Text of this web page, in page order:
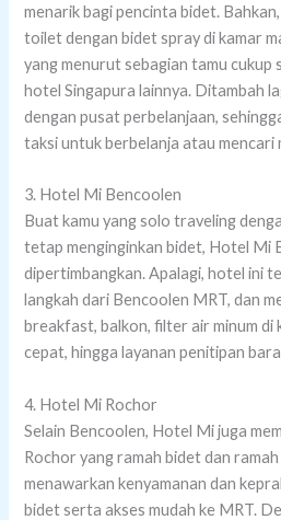
menarik bagi pencinta bidet.
toilet dengan bidet spray di kamar
yang menurut sebagian tamu cukup
hotel Singapura lainnya. Ditambah
dengan pusat perbelanjaan,
taksi untuk berbelanja atau mencari
3. Hotel Mi Bencoolen
Buat kamu yang solo traveling
tetap menginginkan bidet, Hotel Mi
dipertimbangkan. Apalagi, hotel ini
langkah dari Bencoolen MRT, dan
breakfast, balkon, filter air minum di
cepat, hingga layanan penitipan
4. Hotel Mi Rochor
Selain Bencoolen, Hotel Mi juga
Rochor yang ramah bidet dan
menawarkan kenyamanan dan
bidet serta akses mudah ke MRT.